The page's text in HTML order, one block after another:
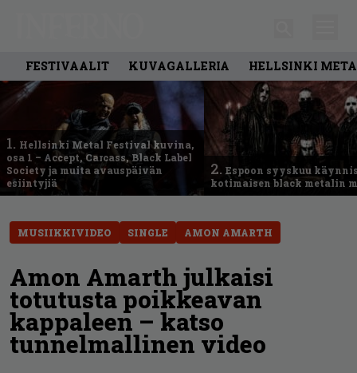
FESTIVAALIT KUVAGALLERIA HELLSINKI
1. Hellsinki Metal Festival kuvina,
osa 1 – Accept, Carcass, Black Label
Society ja muita avauspäivän
esiintyjiä
2. Espoon syyskuu
kotimaisen black metalin
MUSIIKKIVIDEO SINGLE AMON AMARTH
Amon Amarth julkaisi
totutusta poikkeavan
kappaleen – katso
tunnelmallinen video